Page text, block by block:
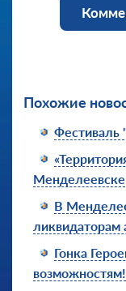
Похожие
Фестиваль
Менделеевске
В
Гонка
возможностям!